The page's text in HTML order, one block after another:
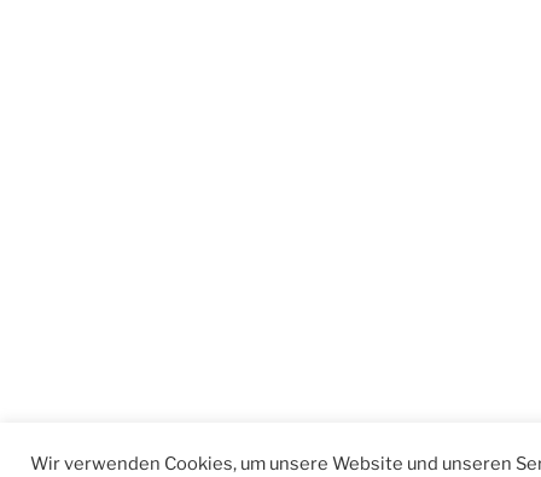
Wir verwenden Cookies, um unsere Website und unseren